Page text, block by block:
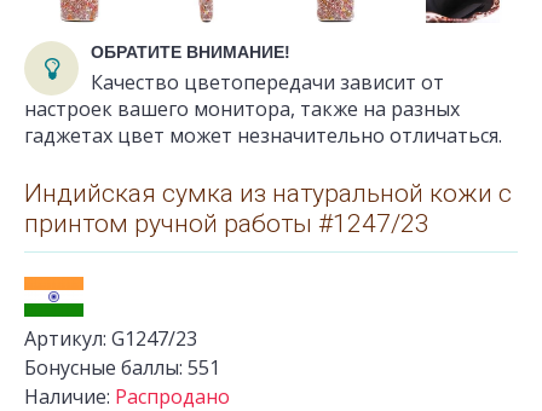
ОБРАТИТЕ ВНИМАНИЕ!
Качество цветопередачи зависит от
настроек вашего монитора, также на разных
гаджетах цвет может незначительно отличаться.
Индийская сумка из натуральной кожи с
принтом ручной работы #1247/23
Артикул: G1247/23
Бонусные баллы: 551
Наличие: Распродано